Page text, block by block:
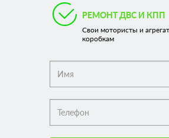
РЕМОНТ ДВС И КПП
Свои мотористы и
коробкам